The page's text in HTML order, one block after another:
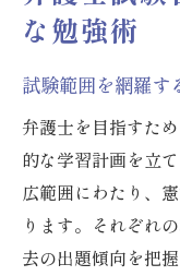
な勉強術
試験範囲を網羅す
弁護士を目指すた
的な学習計画を立
広範囲にわたり、
ります。それぞれ
去の出題傾向を把